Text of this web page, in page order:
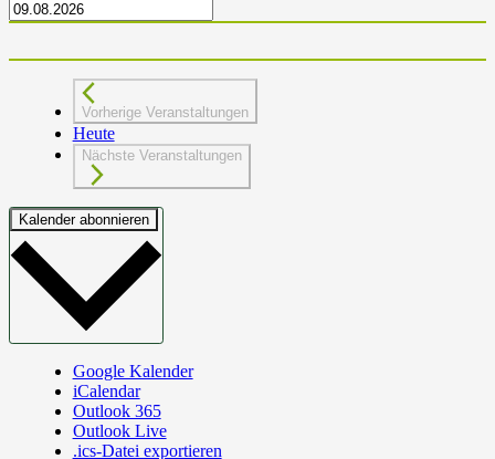
Vorherige Veranstaltungen
Heute
Nächste Veranstaltungen
Kalender abonnieren
Google Kalender
iCalendar
Outlook 365
Outlook Live
.ics-Datei exportieren